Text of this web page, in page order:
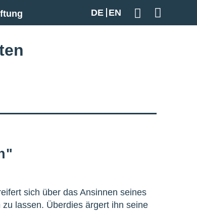
DE EN
sich über das Ansinnen seines
lassen. Überdies ärgert ihn seine